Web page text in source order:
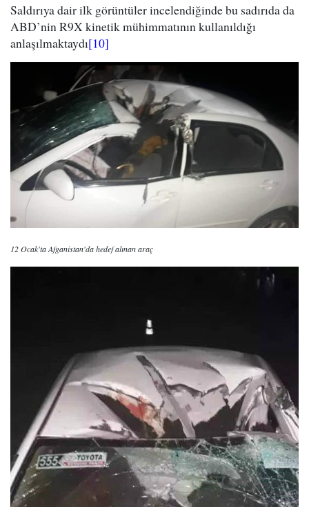
Saldırıya dair ilk görüntüler incelendiğinde bu sadırıda da
ABD’nin R9X kinetik mühimmatının kullanıldığı
anlaşılmaktaydı[10]
12 Ocak'ta Afganistan'da hedef alınan araç